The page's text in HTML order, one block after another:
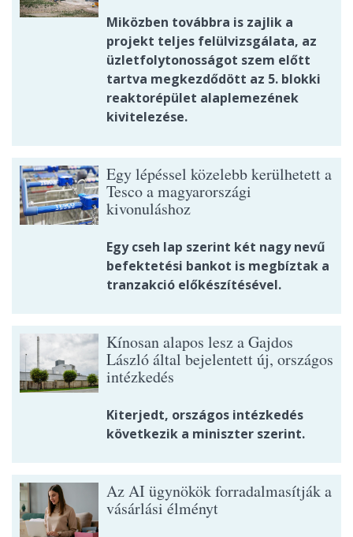
Miközben továbbra is zajlik a
projekt teljes felülvizsgálata, az
üzletfolytonosságot szem előtt
tartva megkezdődött az 5. blokki
reaktorépület alaplemezének
kivitelezése.
Egy lépéssel közelebb kerülhetett a
Tesco a magyarországi
kivonuláshoz
Egy cseh lap szerint két nagy nevű
befektetési bankot is megbíztak a
tranzakció előkészítésével.
Kínosan alapos lesz a Gajdos
László által bejelentett új, országos
intézkedés
Kiterjedt, országos intézkedés
következik a miniszter szerint.
Az AI ügynökök forradalmasítják a
vásárlási élményt